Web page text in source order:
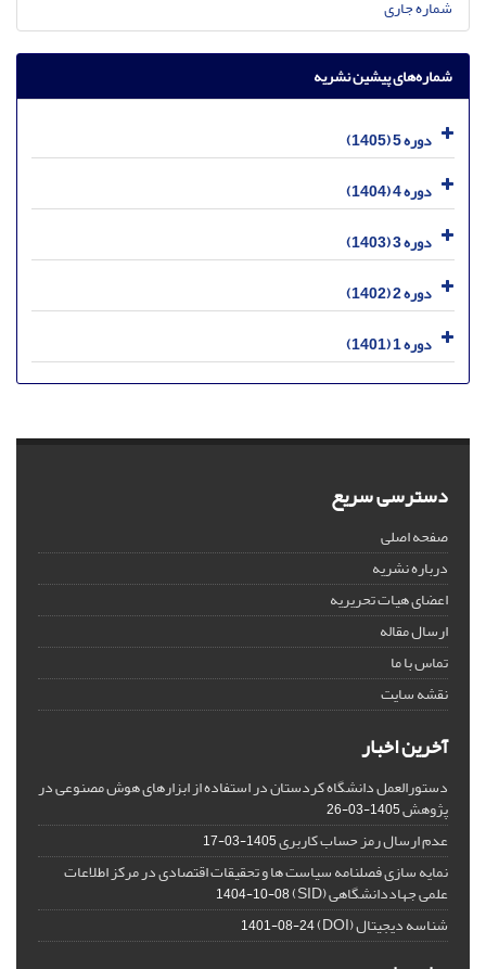
شماره جاری
شماره‌های پیشین نشریه
دوره 5 (1405)
دوره 4 (1404)
دوره 3 (1403)
دوره 2 (1402)
دوره 1 (1401)
دسترسی سریع
صفحه اصلی
درباره نشریه
اعضای هیات تحریریه
ارسال مقاله
تماس با ما
نقشه سایت
آخرین اخبار
دستورالعمل دانشگاه کردستان در استفاده از ابزارهای هوش مصنوعی در
پژوهش1405-03-26
عدم ارسال رمز حساب کاربری1405-03-17
نمایه سازی فصلنامه سیاست ها و تحقیقات اقتصادی در مرکز اطلاعات
علمی جهاددانشگاهی (SID) 1404-10-08
شناسه دیجیتال (DOI) 1401-08-24